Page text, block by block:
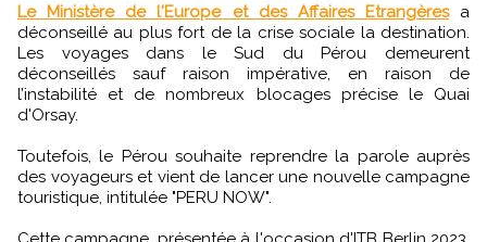
Le Ministère de l'Europe et des Affaires Etrangèresa
déconseillé au plus fort de la crise sociale la destination.
Les voyages dans le Sud du Pérou demeurent
déconseillés sauf raison impérative, en raison de
l’instabilité et de nombreux blocages précise le Quai
d'Orsay.
Toutefois, le Pérou souhaite reprendre la parole auprès
des voyageurs et vient de lancer une nouvelle campagne
touristique, intitulée "PERU NOW".